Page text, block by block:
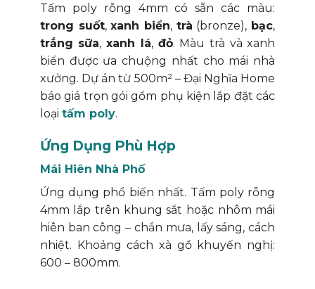
Tấm poly rỗng 4mm có sẵn các màu:
trong suốt,xanh biển, trà (bronze), bạc,
trắng sữa,xanh lá, đỏ. Màu trà và xanh
biển được ưa chuộng nhất cho mái nhà
xưởng. Dự án từ 500m² – Đại Nghĩa Home
báo giá trọn gói gồm phụ kiện lắp đặt các
loại tấm poly.
Ứng Dụng Phù Hợp
Mái Hiên Nhà Phố
Ứng dụng phổ biến nhất. Tấm poly rỗng
4mm lắp trên khung sắt hoặc nhôm mái
hiên ban công – chắn mưa, lấy sáng, cách
nhiệt. Khoảng cách xà gồ khuyến nghị:
600 – 800mm.